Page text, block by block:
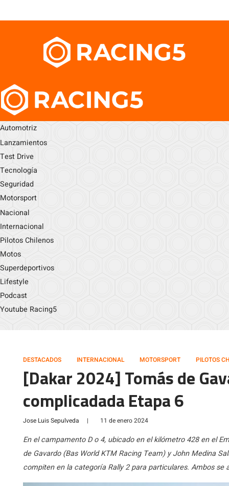
Automotriz
Lanzamientos
Test Drive
Tecnología
Seguridad
Motorsport
Nacional
Internacional
Pilotos Chilenos
Motos
Superdeportivos
Lifestyle
Podcast
Youtube Racing5
DESTACADOS INTERNACIONAL MOTORSPORT PILOTOS
[Dakar 2024] Tomás de
complicadada Etapa 6
Jose Luis Sepulveda | 11 de enero 2024
En el campamento D o 4, ubicado en el kilómetro 428 en el
de Gavardo (Bas World KTM Racing Team) y John Medina
compiten en la categoría Rally 2 para particulares. Ambos